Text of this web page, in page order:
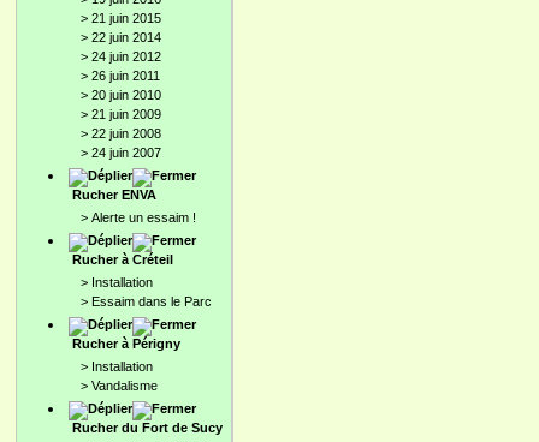
> 21 juin 2015
> 22 juin 2014
> 24 juin 2012
> 26 juin 2011
> 20 juin 2010
> 21 juin 2009
> 22 juin 2008
> 24 juin 2007
Rucher ENVA
> Alerte un essaim !
Rucher à Créteil
> Installation
> Essaim dans le Parc
Rucher à Périgny
> Installation
> Vandalisme
Rucher du Fort de Sucy